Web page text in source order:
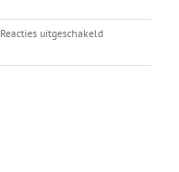
Reacties uitgeschakeldvoor
F1